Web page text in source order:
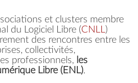
et clusters membre
du Logiciel Libre (CNLL )
des rencontres entre les
collectivités,
professionnels, les
Libre (ENL).